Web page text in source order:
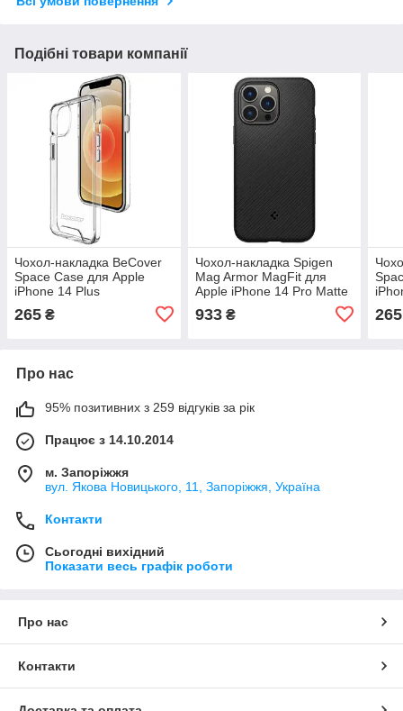
Подібні товари компанії
Чохол-накладка BeCover
Space Case для Apple
iPhone 14 Plus
265 ₴
Чохол-накладка Spigen
Mag Armor MagFit для
Apple iPhone 14 Pro Matte
933₴ 265
Про нас
95% позитивних з 259 відгуків за рік
Працює з 14.10.2014
м. Запоріжжя
вул. Якова Новицького, 11, Запоріжжя, Україна
Контакти
Сьогодні вихідний
Показати весь графік роботи
Про нас
Контакти